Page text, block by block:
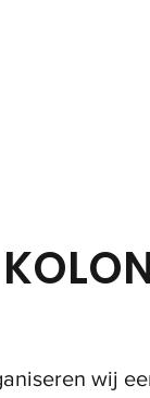
wij